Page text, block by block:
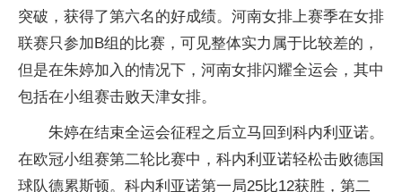
突破，获得了第六名的好成绩。河南女排上赛季在女排
联赛只参加B组的比赛，可见整体实力属于比较差的，
但是在朱婷加入的情况下，河南女排闪耀全运会，其中
包括在小组赛击败天津女排。
朱婷在结束全运会征程之后立马回到科内利亚诺。
在欧冠小组赛第二轮比赛中，科内利亚诺轻松击败德国
球队德累斯顿。科内利亚诺第一局25比12获胜，第二